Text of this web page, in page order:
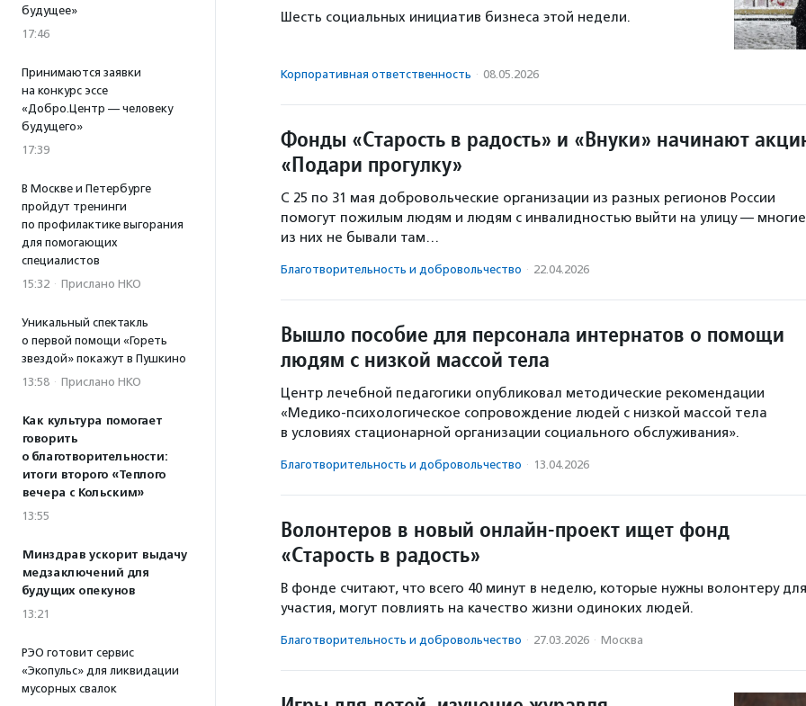
будущее»
17:46
Принимаются заявки
на конкурс эссе
«Добро.Центр — человеку
будущего»
17:39
В Москве и Петербурге
пройдут тренинги
по профилактике выгорания
для помогающих
специалистов
15:32 · Прислано НКО
Уникальный спектакль
о первой помощи «Гореть
звездой» покажут в Пушкино
13:58 · Прислано НКО
Как культура помогает
говорить
о благотворительности:
итоги второго «Теплого
вечера с Кольским»
13:55
Минздрав ускорит выдачу
медзаключений для
будущих опекунов
13:21
РЭО готовит сервис
«Экопульс» для ликвидации
мусорных свалок
Шесть социальных инициатив бизнеса этой недели.
Корпоративная ответственность · 08.05.2026
Фонды «Старость в радость» и «Внуки» начинают
«Подари прогулку»
С 25 по 31 мая добровольческие организации из разных регионов России
помогут пожилым людям и людям с инвалидностью выйти на улицу — многие
из них не бывали там…
Благотвори­тель­ность и доброволь­чест­во · 22.04.2026
Вышло пособие для персонала интернатов о помощи
людям с низкой массой тела
Центр лечебной педагогики опубликовал методические рекомендации
«Медико-психологическое сопровождение людей с низкой массой тела
в условиях стационарной организации социального обслуживания».
Благотвори­тель­ность и доброволь­чест­во · 13.04.2026
Волонтеров в новый онлайн-проект ищет фонд
«Старость в радость»
В фонде считают, что всего 40 минут в неделю, которые нужны волонтеру для
участия, могут повлиять на качество жизни одиноких людей.
Благотвори­тель­ность и доброволь­чест­во · 27.03.2026 · Москва